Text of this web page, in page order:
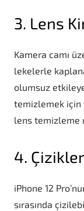
3. Lens
Kamera camı
lekelerle
olumsuz
temizlemek için
lens temizleme
4.
iPhone 12
sırasında